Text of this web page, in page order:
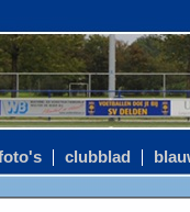
clubblad